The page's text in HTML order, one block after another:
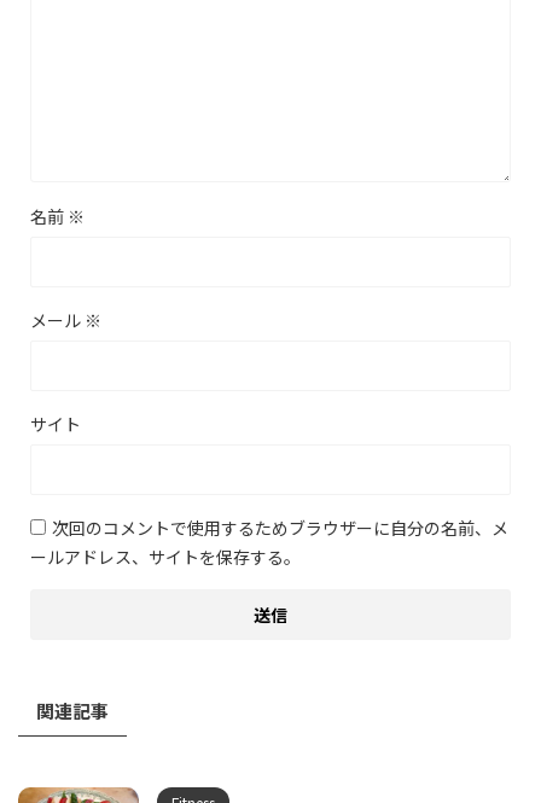
名前 ※
メール ※
サイト
次回のコメントで使用するためブラウザーに自分の名前、メ
ールアドレス、サイトを保存する。
関連記事